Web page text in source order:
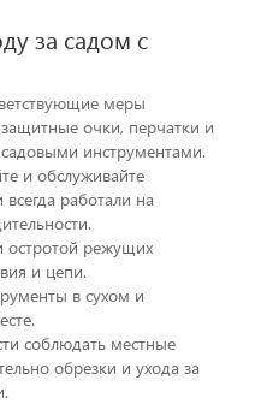
за садом с
меры
очки, перчатки и
инструментами.
и обслуживайте
работали на
остротой режущих
и цепи.
в сухом и
соблюдать местные
обрезки и ухода за